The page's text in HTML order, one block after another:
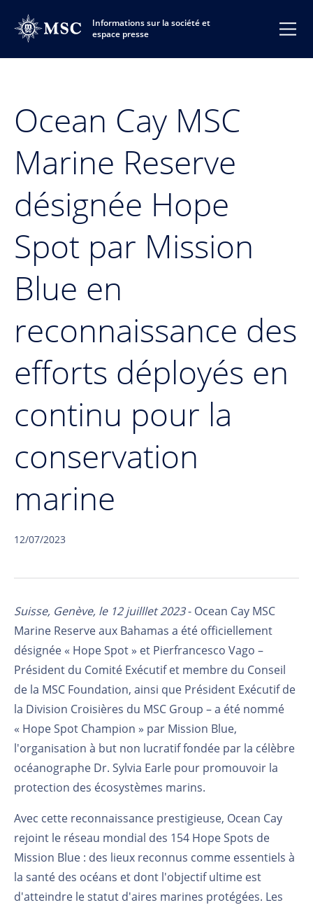
Informations sur la société et
espace presse
Ocean Cay MSC
Marine Reserve
désignée Hope
Spot par Mission
Blue en
reconnaissance des
efforts déployés en
continu pour la
conservation
marine
12/07/2023
Suisse, Genève, le 12 juilllet 2023- Ocean Cay MSC
Marine Reserve aux Bahamas a été officiellement
désignée « Hope Spot » et Pierfrancesco Vago –
Président du Comité Exécutif et membre du Conseil
de la MSC Foundation, ainsi que Président Exécutif de
la Division Croisières du MSC Group – a été nommé
« Hope Spot Champion » par Mission Blue,
l'organisation à but non lucratif fondée par la célèbre
océanographe Dr. Sylvia Earle pour promouvoir la
protection des écosystèmes marins.
Avec cette reconnaissance prestigieuse, Ocean Cay
rejoint le réseau mondial des 154 Hope Spots de
Mission Blue : des lieux reconnus comme essentiels à
la santé des océans et dont l'objectif ultime est
d'atteindre le statut d'aires marines protégées. Les